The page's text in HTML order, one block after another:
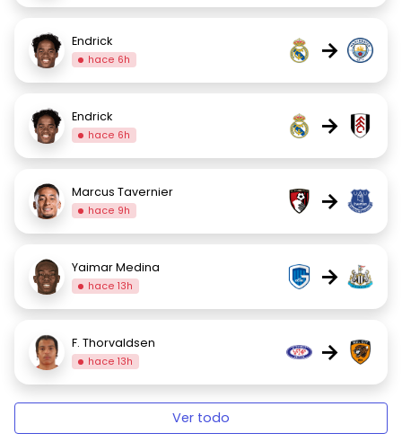
Endrick
hace 6h →
Endrick
hace 6h →
Marcus Tavernier
hace 9h →
Yaimar Medina
hace 13h →
F. Thorvaldsen
hace 13h →
Ver todo